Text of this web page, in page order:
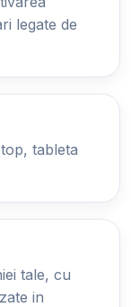
legate de
tableta
tale, cu
in